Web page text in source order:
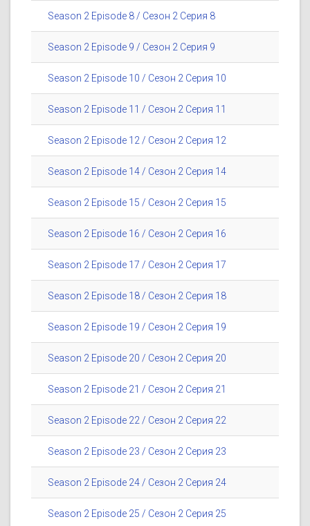
Season 2 Episode 8 / Сезон 2 Серия 8
Season 2 Episode 9 / Сезон 2 Серия 9
Season 2 Episode 10 / Сезон 2 Серия 10
Season 2 Episode 11 / Сезон 2 Серия 11
Season 2 Episode 12 / Сезон 2 Серия 12
Season 2 Episode 14 / Сезон 2 Серия 14
Season 2 Episode 15 / Сезон 2 Серия 15
Season 2 Episode 16 / Сезон 2 Серия 16
Season 2 Episode 17 / Сезон 2 Серия 17
Season 2 Episode 18 / Сезон 2 Серия 18
Season 2 Episode 19 / Сезон 2 Серия 19
Season 2 Episode 20 / Сезон 2 Серия 20
Season 2 Episode 21 / Сезон 2 Серия 21
Season 2 Episode 22 / Сезон 2 Серия 22
Season 2 Episode 23 / Сезон 2 Серия 23
Season 2 Episode 24 / Сезон 2 Серия 24
Season 2 Episode 25 / Сезон 2 Серия 25